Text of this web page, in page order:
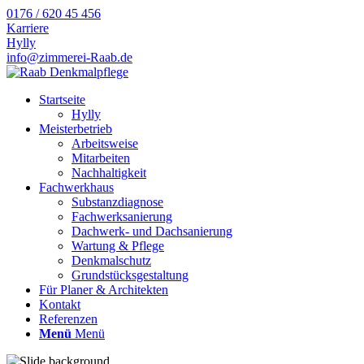
0176 / 620 45 456
Karriere
Hylly
info@zimmerei-Raab.de
Startseite
Hylly
Meisterbetrieb
Arbeitsweise
Mitarbeiten
Nachhaltigkeit
Fachwerkhaus
Substanzdiagnose
Fachwerksanierung
Dachwerk- und Dachsanierung
Wartung & Pflege
Denkmalschutz
Grundstücksgestaltung
Für Planer & Architekten
Kontakt
Referenzen
Menü Menü